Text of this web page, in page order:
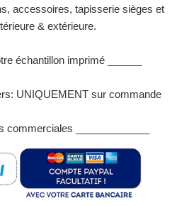
accessoires, tapisserie sièges et
& extérieure.
échantillon imprimé ______
UNIQUEMENT sur commande
commerciales _____________